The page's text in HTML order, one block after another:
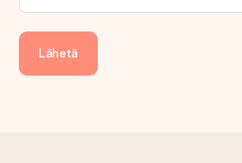
Saapunut lahja
Entä jos lahja ei ole täysin mieleeni?
Olemme syvästi pahoillamme, että lahjasi ei
Lähetä